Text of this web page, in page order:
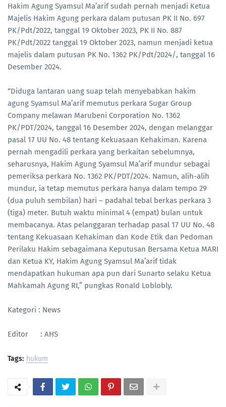
Hakim Agung Syamsul Ma’arif sudah pernah menjadi Ketua
Majelis Hakim Agung perkara dalam putusan PK II No. 697
PK/Pdt/2022, tanggal 19 Oktober 2023, PK II No. 887
PK/Pdt/2022 tanggal 19 Oktober 2023, namun menjadi ketua
majelis dalam putusan PK No. 1362 PK/Pdt/2024/, tanggal 16
Desember 2024.
“Diduga lantaran uang suap telah menyebabkan hakim
agung Syamsul Ma’arif memutus perkara Sugar Group
Company melawan Marubeni Corporation No. 1362
PK/PDT/2024, tanggal 16 Desember 2024, dengan melanggar
pasal 17 UU No. 48 tentang Kekuasaan Kehakiman. Karena
pernah mengadili perkara yang berkaitan sebelumnya,
seharusnya, Hakim Agung Syamsul Ma’arif mundur sebagai
pemeriksa perkara No. 1362 PK/PDT/2024. Namun, alih-alih
mundur, ia tetap memutus perkara hanya dalam tempo 29
(dua puluh sembilan) hari – padahal tebal berkas perkara 3
(tiga) meter. Butuh waktu minimal 4 (empat) bulan untuk
membacanya. Atas pelanggaran terhadap pasal 17 UU No. 48
tentang Kekuasaan Kehakiman dan Kode Etik dan Pedoman
Perilaku Hakim sebagaimana Keputusan Bersama Ketua MARI
dan Ketua KY, Hakim Agung Syamsul Ma’arif tidak
mendapatkan hukuman apa pun dari Sunarto selaku Ketua
Mahkamah Agung RI,” pungkas Ronald Loblobly.
Kategori : News
Editor : AHS
Tags: hukum